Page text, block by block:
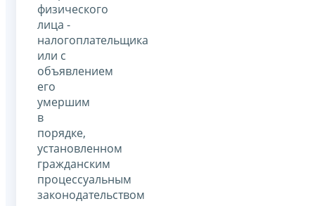
физического
лица -
налогоплательщика
или с
объявлением
его
умершим
в
порядке,
установленном
гражданским
процессуальным
законодательством